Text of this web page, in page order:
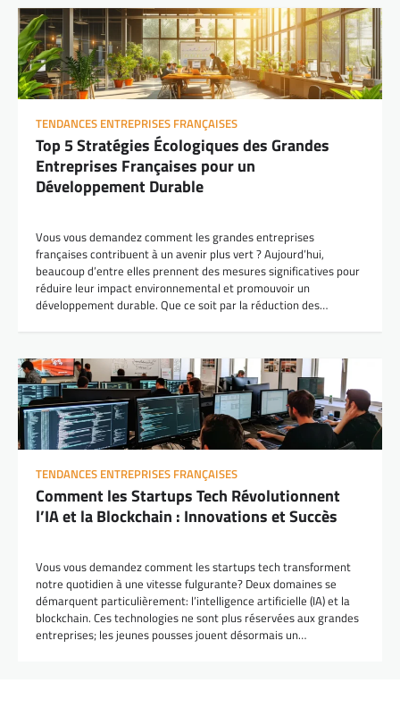
TENDANCES ENTREPRISES FRANÇAISES
Top 5 Stratégies Écologiques des Grandes
Entreprises Françaises pour un
Développement Durable
Vous vous demandez comment les grandes entreprises
françaises contribuent à un avenir plus vert ? Aujourd’hui,
beaucoup d’entre elles prennent des mesures significatives pour
réduire leur impact environnemental et promouvoir un
développement durable. Que ce soit par la réduction des…
TENDANCES ENTREPRISES FRANÇAISES
Comment les Startups Tech Révolutionnent
l’IA et la Blockchain : Innovations et Succès
Vous vous demandez comment les startups tech transforment
notre quotidien à une vitesse fulgurante? Deux domaines se
démarquent particulièrement: l’intelligence artificielle (IA) et la
blockchain. Ces technologies ne sont plus réservées aux grandes
entreprises; les jeunes pousses jouent désormais un…